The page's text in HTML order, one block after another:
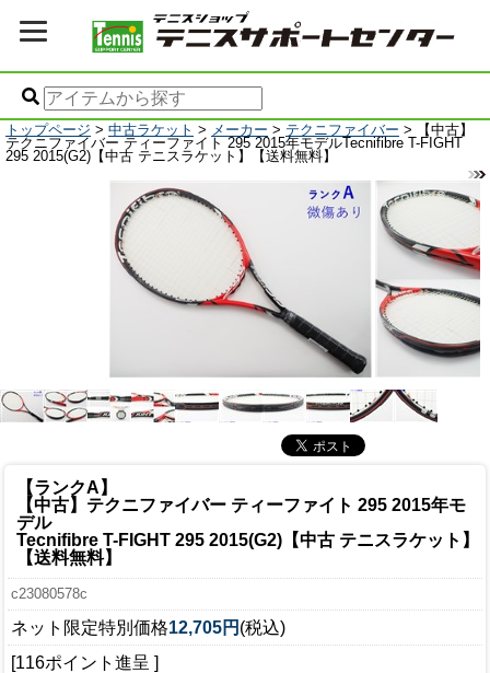
トップページ > 中古ラケット > メーカー > テクニファイバー > 【中古】
テクニファイバー ティーファイト 295 2015年モデルTecnifibre T-FIGHT
295 2015(G2)【中古 テニスラケット】【送料無料】
【ランクA】
【中古】テクニファイバー ティーファイト 295 2015年モ
デル
Tecnifibre T-FIGHT 295 2015(G2)【中古 テニスラケット】
【送料無料】
c23080578c
ネット限定特別価格12,705円 (税込)
[116ポイント進呈 ]